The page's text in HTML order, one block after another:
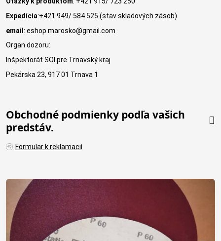
Expedícia:+421 949/ 584 525 (stav skladových zásob)
email : eshop.marosko@gmail.com
Organ dozoru:
Inšpektorát SOI pre Trnavský kraj
Pekárska 23, 917 01 Trnava 1
Obchodné podmienky podľa vašich
predstáv.
Formular k reklamacií